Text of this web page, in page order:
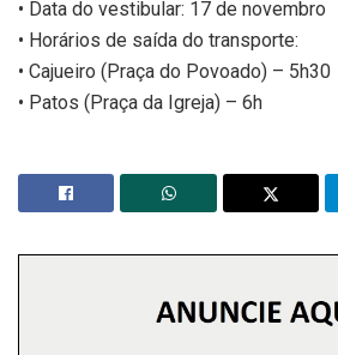
• Data do vestibular: 17 de novembro
• Horários de saída do transporte:
• Cajueiro (Praça do Povoado) – 5h30
• Patos (Praça da Igreja) – 6h